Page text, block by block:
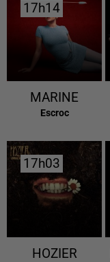
17h14
17h14
MARINE
Escroc
17h03
17h03
HOZIER